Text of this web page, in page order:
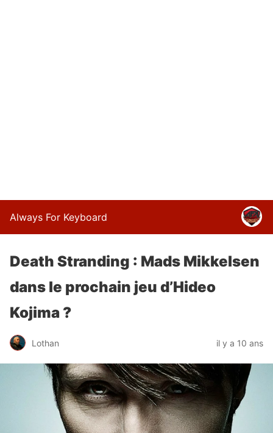
Always For Keyboard
Death Stranding : Mads Mikkelsen
dans le prochain jeu d’Hideo
Kojima ?
Lothan il y a 10 ans